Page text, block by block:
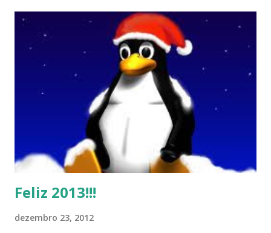
Feliz 2013!!!
dezembro 23, 2012